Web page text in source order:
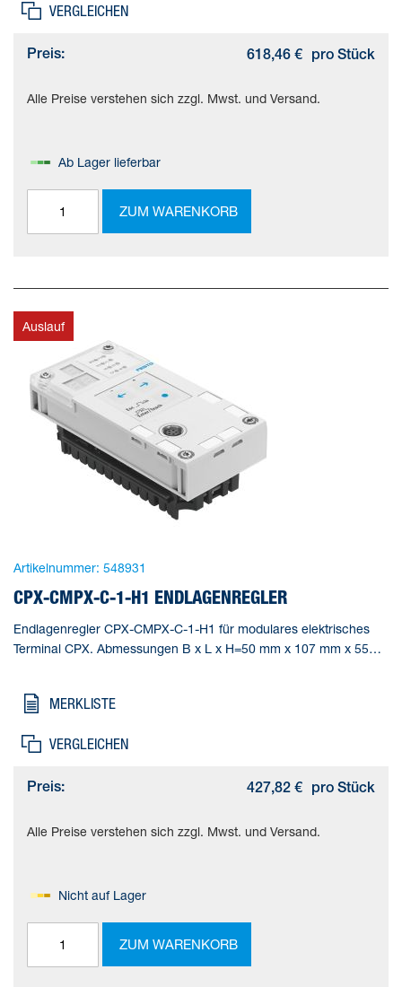
VERGLEICHEN
Preis: 618,46 € pro Stück
Alle Preise verstehen sich zzgl. Mwst. und Versand.
Ab Lager lieferbar
ZUM WARENKORB
Auslauf
Artikelnummer: 548931
CPX-CMPX-C-1-H1 ENDLAGENREGLER
Endlagenregler CPX-CMPX-C-1-H1 für modulares elektrisches
Terminal CPX. Abmessungen B x L x H=50 mm x 107 mm x 55
Anzeige=Siebensegmentanzeige, Bedienelemente=3 Tasten
MERKLISTE
VERGLEICHEN
Preis: 427,82 € pro Stück
Alle Preise verstehen sich zzgl. Mwst. und Versand.
Nicht auf Lager
ZUM WARENKORB